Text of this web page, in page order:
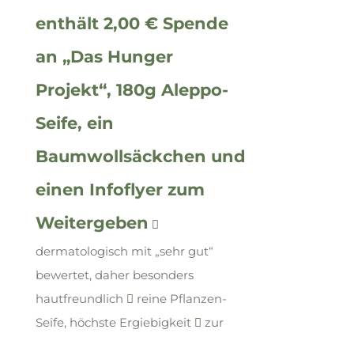
enthält 2,00 € Spende
an „Das Hunger
Projekt“, 180g Aleppo-
Seife, ein
Baumwollsäckchen und
einen Infoflyer zum
Weitergeben
dermatologisch mit „sehr gut“
bewertet, daher besonders
hautfreundlich
reine Pflanzen-
Seife, höchste Ergiebigkeit
zur